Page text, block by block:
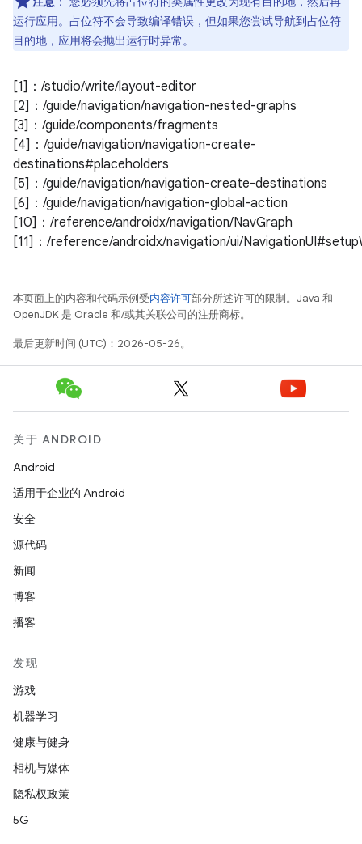
运行应用。占位符不会导致编译错误，但如果您尝试导航到占位符
目的地，应用将会抛出运行时异常。
[1]：/studio/write/layout-editor
[2]：/guide/navigation/navigation-nested-graphs
[3]：/guide/components/fragments
[4]：/guide/navigation/navigation-create-
destinations#placeholders
[5]：/guide/navigation/navigation-create-destinations
[6]：/guide/navigation/navigation-global-action
[10]：/reference/androidx/navigation/NavGraph
[11]：/reference/androidx/navigation/ui/
本页面上的内容和代码示例受内容许可部分所述许可的限制。Java 和
OpenJDK 是 Oracle 和/或其关联公司的注册商标。
最后更新时间 (UTC)：2026-05-26。
关于 ANDROID
Android
适用于企业的 Android
安全
源代码
新闻
博客
播客
发现
游戏
机器学习
健康与健身
相机与媒体
隐私权政策
5G